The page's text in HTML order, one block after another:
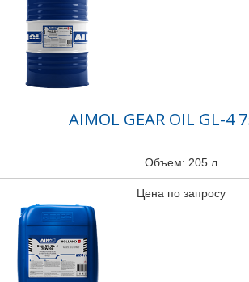
AIMOL GEAR OIL GL-4
Объем: 205 л
Цена по запросу